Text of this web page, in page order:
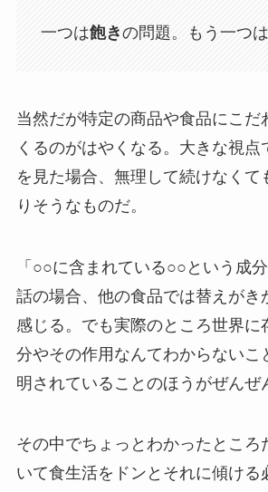
一つは飽きの問題。もう一つは
当然だが特定の商品や食品にこだ
くるのがはやくなる。大きな視点
を見た場合、無理して続けなくて
りそうなものだ。
「○○に含まれている○○という成
話の場合、他の食品では替えがき
感じる。でも実際のところ世界に
分やその作用なんてわからないこ
明されていることのほうがぜんぜ
その中でちょっとわかったところ
いて食生活をドンとそれに傾ける